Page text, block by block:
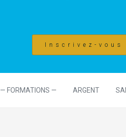
Inscrivez-
— FORMATIONS — ARGENT